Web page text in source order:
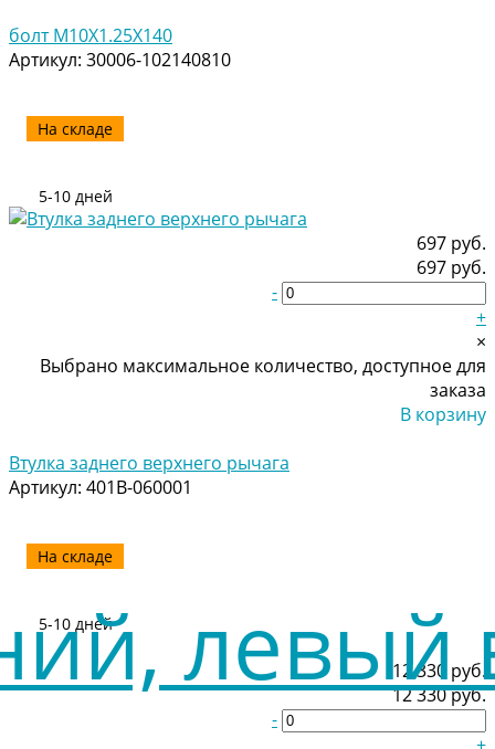
12 330 руб.
12 330 руб.
-
697 руб.
697 руб.
-
+
×
Выбрано максимальное количество, доступное для
заказа
В корзину
Втулка заднего верхнего рычага
Артикул: 401B-060001
На складе
5-10 дней
болт M10X1.25X140
Артикул: 30006-102140810
На складе
5-10 дней